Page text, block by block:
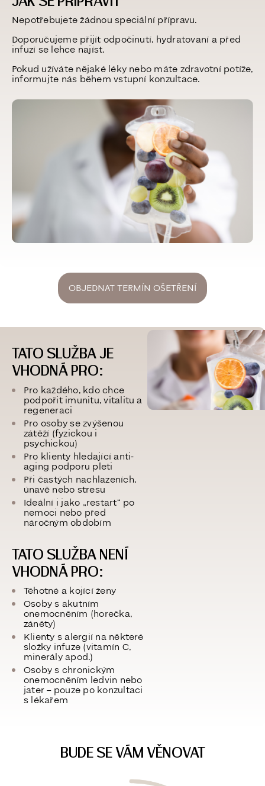
Nepotřebujete žádnou speciální přípravu.
Doporučujeme přijít odpočinutí, hydratovaní a před
infuzí se lehce najíst.
Pokud užíváte nějaké léky nebo máte zdravotní potíže,
informujte nás během vstupní konzultace.
OBJEDNAT TERMÍN OŠETŘENÍ
TATO SLUŽBA JE
VHODNÁ PRO:
Pro každého, kdo chce
podpořit imunitu, vitalitu a
regeneraci
Pro osoby se zvýšenou
zátěží (fyzickou i
psychickou)
Pro klienty hledající anti-
aging podporu pleti
Při častých nachlazeních,
únavě nebo stresu
Ideální i jako „restart“ po
nemoci nebo před
náročným obdobím
TATO SLUŽBA NENÍ
VHODNÁ PRO:
Těhotné a kojící ženy
Osoby s akutním
onemocněním (horečka,
záněty)
Klienty s alergií na některé
složky infuze (vitamín C,
minerály apod.)
Osoby s chronickým
onemocněním ledvin nebo
jater – pouze po konzultaci
s lékařem
BUDE SE VÁM VĚNOVAT